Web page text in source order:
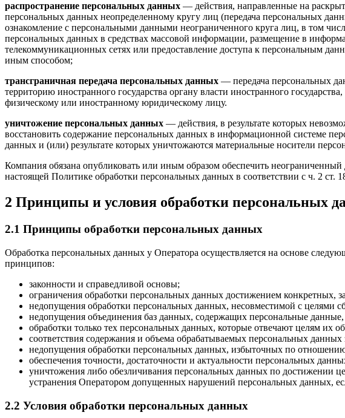
распространение персональных данных — действия, направленные на
персональных данных неопределенному кругу лиц (передача персональных
ознакомление с персональными данными неограниченного круга лиц, в том
персональных данных в средствах массовой информации, размещение в
телекоммуникационных сетях или предоставление доступа к персональным
иным способом;
трансграничная передача персональных данных — передача персональных
территорию иностранного государства органу власти иностранного
физическому или иностранному юридическому лицу.
уничтожение персональных данных — действия, в результате которых
восстановить содержание персональных данных в информационной системе
данных и (или) результате которых уничтожаются материальные носители
Компания обязана опубликовать или иным образом обеспечить неограниченный
настоящей Политике обработки персональных данных в соответствии с ч. 2 ст.
2 Принципы и условия обработки персональных
2.1 Принципы обработки персональных данных
Обработка персональных данных у Оператора осуществляется на основе
принципов:
законности и справедливой основы;
ограничения обработки персональных данных достижением конкретных,
недопущения обработки персональных данных, несовместимой с целями
недопущения объединения баз данных, содержащих персональные
обработки только тех персональных данных, которые отвечают целям их
соответствия содержания и объема обрабатываемых персональных
недопущения обработки персональных данных, избыточных по
обеспечения точности, достаточности и актуальности персональных
уничтожения либо обезличивания персональных данных по достижении
устранения Оператором допущенных нарушений персональных данных,
2.2 Условия обработки персональных данных